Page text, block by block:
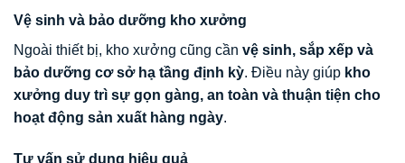
Vệ sinh và bảo dưỡng kho xưởng
Ngoài thiết bị, kho xưởng cũng cần vệ sinh, sắp xếp và
bảo dưỡng cơ sở hạ tầng định kỳ. Điều này giúp kho
xưởng duy trì sự gọn gàng, an toàn và thuận tiện cho
hoạt động sản xuất hàng ngày.
Tư vấn sử dụng hiệu quả